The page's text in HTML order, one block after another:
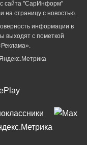
сайта "СарИнформ"
на страницу с новостью.
информации в
выходят с пометкой